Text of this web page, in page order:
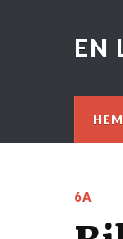
EN
HEM
6A